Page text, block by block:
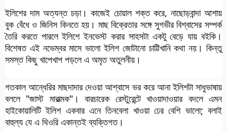
ইলিশের দাম অত্যন্ত চড়া। কাজেই চোয়াল শক্ত করে, নাছোড়বান্দা আশায়
বুক বেঁধে ও জিনিস কিনতে হয়। মাছ বিক্রেতার সঙ্গে সুগভীর বিশ্বাসের সম্পর্ক
তৈরি করতে পারলে ইলিশে ইনভেস্ট করার সাহসটা একটু বেড়ে যায় বইকি।
বিশেষত এই নভেম্বর মাসে ভালো ইলিশ জোটানো চাট্টিখানি কথা নয়। কিন্তু
সমস্ত কিছু খাপেখাপ পড়লে এ অমৃত অতুলনীয়।
গতকাল আন্ধেরির মাছদাদার দেওয়া আশ্বাসে ভর করে আনা ইলিশটা সাধুভাষায়
বললে "জাস্ট মারাত্মক"। বারচারেক রেস্টুরেন্টে খাওয়াদাওয়ার বদলে এমন
হাইকোয়ালিটি ইলিশ একবার এনে তিনবেলা খাওয়া ঢের বেশি ভালো; বলাই
বাহুল্য যে এ থিওরি একান্তই ব্যক্তিগত।